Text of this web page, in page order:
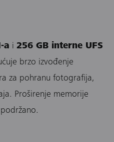
a i 256 GB interne UFS
brzo izvođenje
za pohranu fotografija,
Proširenje memorije